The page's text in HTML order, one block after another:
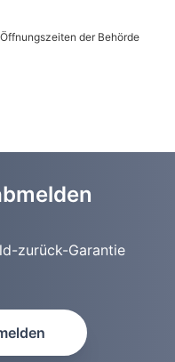
Öffnungs­zeiten der Behörde
zurück-Garantie